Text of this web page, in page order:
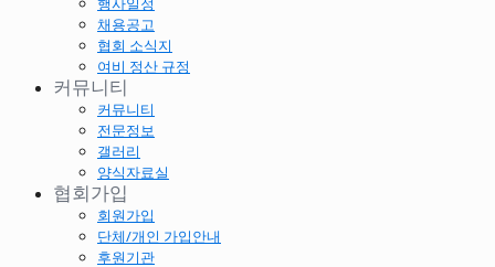
채용공고
협회 소식지
여비 정산 규정
커뮤니티
커뮤니티
전문정보
갤러리
양식자료실
협회가입
회원가입
단체/개인 가입안내
후원기관